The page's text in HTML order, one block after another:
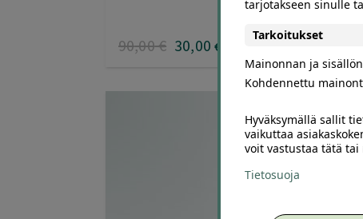
90,00€ 30,00 €
tarjotakseen sinulle
Tarkoitukset
Mainonnan ja
Kohdennettu
Hyväksymällä sallit
vaikuttaa
voit vastustaa tätä
Tietosuoja